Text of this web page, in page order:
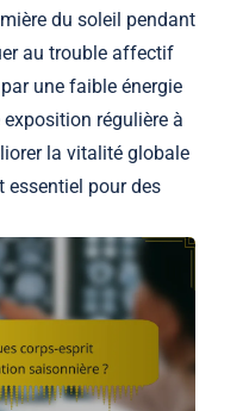
du soleil pendant
au trouble affectif
une faible énergie
exposition régulière à
la vitalité globale
essentiel pour des